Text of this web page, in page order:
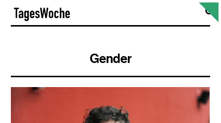
Skip
content
Gender